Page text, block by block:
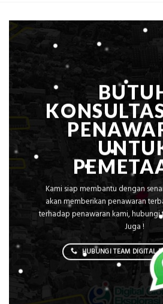
Tanpa
Kami siap membantu dengan
akan memberikan penawaran
terhadap penawaran kami, hubungi
Juga !
HUBUNGI TEAM DIGITAL